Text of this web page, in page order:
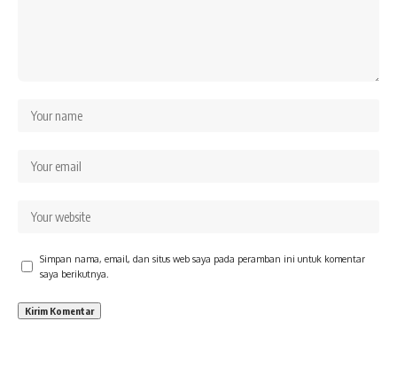
Simpan nama, email, dan situs web saya pada peramban ini untuk komentar
saya berikutnya.